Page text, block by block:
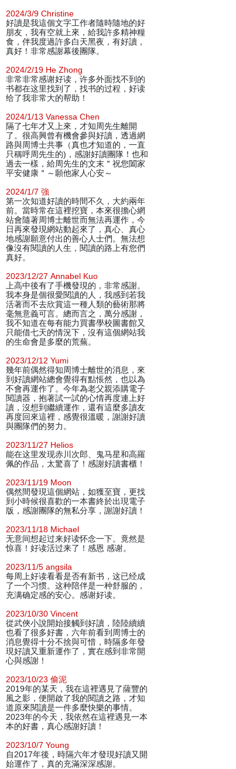
2024/3/9 Christine
好讀是我這個文字工作者隨時隨地的好
朋友，我有空就上來，給我許多精神糧
食，伴我度過許多白天黑夜，有好讀，
真好！非常感謝幕後團隊。
2024/2/19 He Zhong
非常非常感谢好读，许多外面找不到的
书都在这里找到了，找书的过程，好读
给了我非常大的帮助！
2024/1/13 Vanessa Chen
隔了七年才又上來，才知周先生離開
了。很高興曾有機會參與好讀，透過網
路與周博士共事（真也才知道的，一直
只稱呼周先生的)，感謝好讀團隊！也和
過去一樣，給周先生的文末＂祝您闔家
平安健康＂～願他家人心安～
2024/1/7 強
第一次知道好讀的時間不久，大約兩年
前。當時常在這裡挖寶，本來很擔心網
站會隨著周博士離世而無法再運作，今
日再來發現網站動起來了，真心、真心
地感謝願意付出的善心人士們。無法想
像沒有閱讀的人生，閱讀的路上有您們
真好。
2023/12/27 Annabel Kuo
上高中後有了手機發現的，非常感謝。
我本身是個很愛閱讀的人，我感到若我
活著而不去欣賞這一種人類的藝術那將
毫無意義可言。總而言之，萬分感謝，
我不知道在每有能力買書學校圖書館又
只能借七天的情況下，沒有這個網站我
的生命會是多麼的荒蕪。
2023/12/12 Yumi
幾年前偶然得知周博士離世的消息，來
到好讀網站總會覺得有點悵然，也以為
不會再運作了。今年為老父親添購電子
閱讀器，抱著試一試的心情再度連上好
讀，沒想到繼續運作，還有這麼多讀友
再度回來這裡，感覺很溫暖，謝謝好讀
與團隊們的努力。
2023/11/27 Helios
能在这里发现赤川次郎、鬼马星和高羅
佩的作品，太驚喜了！感謝好讀書櫃！
2023/11/19 Moon
偶然間發現這個網站，如獲至寶，更找
到小時候很喜歡的一本書終於出現電子
版，感謝團隊的無私分享，謝謝好讀！
2023/11/18 Michael
无意间想起过来好读怀念一下。竟然是
惊喜！好读活过来了！感恩 感谢。
2023/11/5 angsila
每周上好读看看是否有新书，这已经成
了一个习惯。这种陪伴是一种舒服的，
充满确定感的安心。感谢好读。
2023/10/30 Vincent
從武俠小說開始接觸到好讀，陸陸續續
也看了很多好書，六年前看到周博士的
消息覺得十分不捨與可惜，時隔多年發
現好讀又重新運作了，實在感到非常開
心與感謝！
2023/10/23 偷泥
2019年的某天，我在這裡遇見了薩豐的
風之影，便開啟了我的閱讀之路，才知
道原來閱讀是一件多麼快樂的事情。
2023年的今天，我依然在這裡遇見一本
本的好書，真心感謝好讀！
2023/10/7 Young
自2017年後，時隔六年才發現好讀又開
始運作了，真的充滿深深感謝。